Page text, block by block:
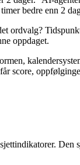
bedre enn 2
ordvalg?
oppdaget.
score,
Den